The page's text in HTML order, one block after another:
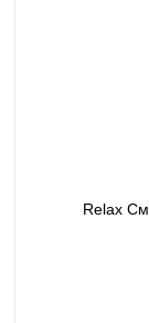
Relax